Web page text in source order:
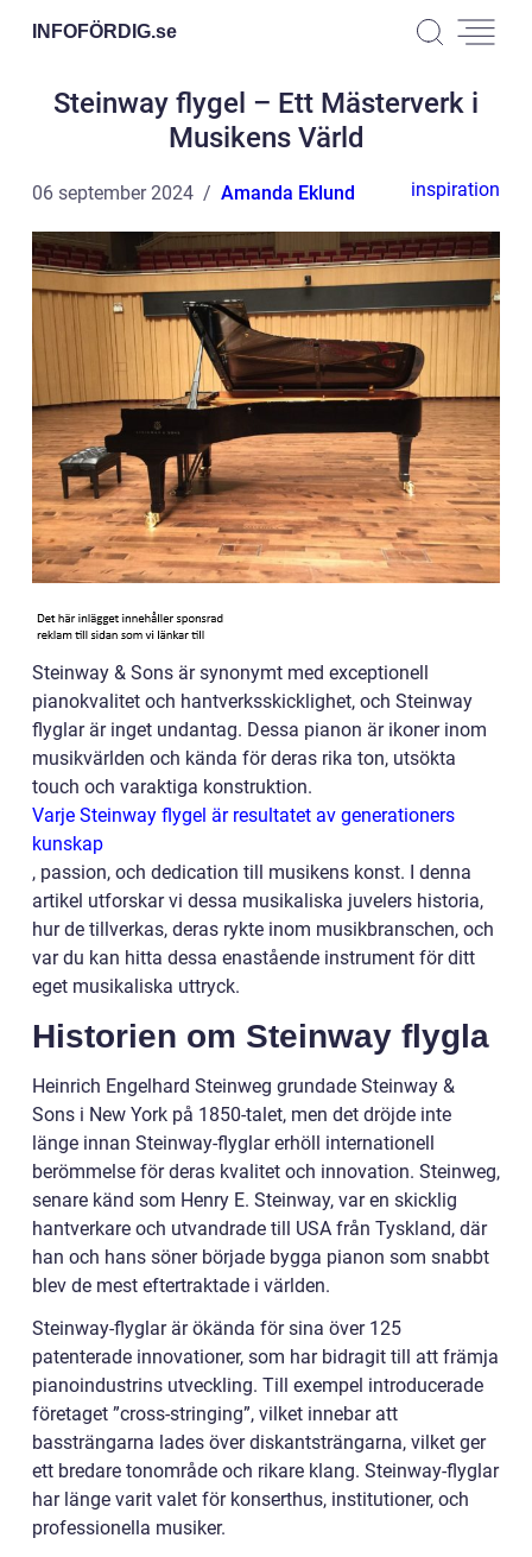
INFOFÖRDIG.se
Steinway flygel – Ett Mästerverk i
Musikens Värld
06 september 2024 Amanda Eklund inspiration
Steinway & Sons är synonymt med exceptionell
pianokvalitet och hantverksskicklighet, och Steinway
flyglar är inget undantag. Dessa pianon är ikoner inom
musikvärlden och kända för deras rika ton, utsökta
touch och varaktiga konstruktion.
Varje Steinway flygel är resultatet av generationers
kunskap
, passion, och dedication till musikens konst. I denna
artikel utforskar vi dessa musikaliska juvelers historia,
hur de tillverkas, deras rykte inom musikbranschen, och
var du kan hitta dessa enastående instrument för ditt
eget musikaliska uttryck.
Historien om Steinway flygla
Heinrich Engelhard Steinweg grundade Steinway &
Sons i New York på 1850-talet, men det dröjde inte
länge innan Steinway-flyglar erhöll internationell
berömmelse för deras kvalitet och innovation. Steinweg,
senare känd som Henry E. Steinway, var en skicklig
hantverkare och utvandrade till USA från Tyskland, där
han och hans söner började bygga pianon som snabbt
blev de mest eftertraktade i världen.
Steinway-flyglar är ökända för sina över 125
patenterade innovationer, som har bidragit till att främja
pianoindustrins utveckling. Till exempel introducerade
företaget ”cross-stringing”, vilket innebar att
bassträngarna lades över diskantsträngarna, vilket ger
ett bredare tonområde och rikare klang. Steinway-flyglar
har länge varit valet för konserthus, institutioner, och
professionella musiker.